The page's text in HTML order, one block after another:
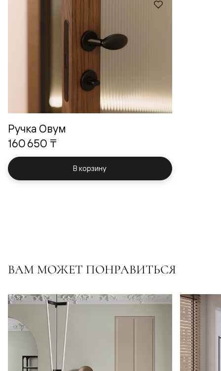
Ручка Овум
160 650 ₸
В корзину
ВАМ МОЖЕТ ПОНРАВИТЬСЯ